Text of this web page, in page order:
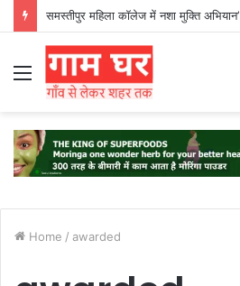
समस्तीपुर महिला कॉलेज में नशा मुक्ति अभियान’
Menu
Home / awarded